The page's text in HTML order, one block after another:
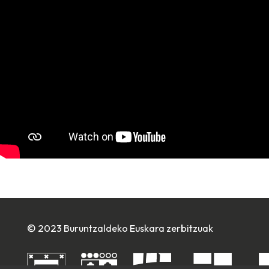
© 2023 Buruntzaldeko Euskara zerbitzuak